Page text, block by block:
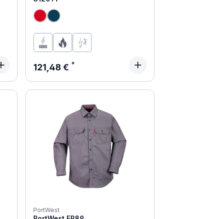
Regulärer Preis:
121,48 €
PortWest